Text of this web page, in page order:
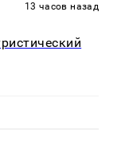
13 часов назад